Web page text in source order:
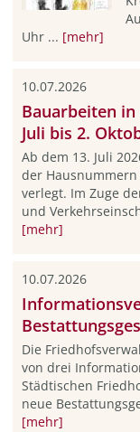
Uhr ... [mehr]
10.07.2026
Bauarbeiten
Juli bis 2.
Ab dem 13. Juli
der
verlegt. Im Zuge
und
[mehr]
10.07.2026
Die
von drei
Städtischen
neue
[mehr]